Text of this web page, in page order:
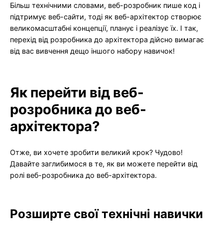
Більш технічними словами, веб-розробник пише код і
підтримує веб-сайти, тоді як веб-архітектор створює
великомасштабні концепції, планує і реалізує їх. І так,
перехід від розробника до архітектора дійсно вимагає
від вас вивчення дещо іншого набору навичок!
Як перейти від веб-
розробника до веб-
архітектора?
Отже, ви хочете зробити великий крок? Чудово!
Давайте заглибимося в те, як ви можете перейти від
ролі веб-розробника до веб-архітектора.
Розширте свої технічні навички